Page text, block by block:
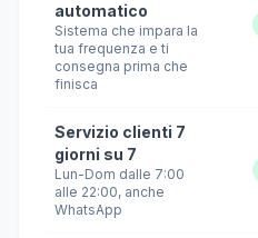
automatico
Sistema che impara la
tua frequenza e ti
consegna prima che
finisca
Servizio clienti 7
giorni su 7
Lun-Dom dalle 7:00
alle 22:00, anche
WhatsApp